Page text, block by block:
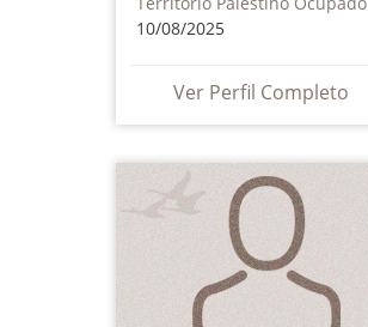
10/08/2025
Ver Perfil Completo